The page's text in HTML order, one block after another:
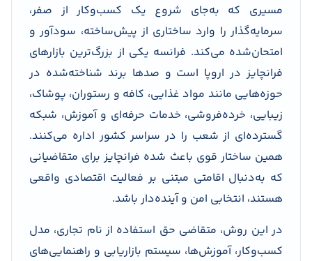
مسیری که به‌جای شروع یک کسب‌وکار از صفر،
سرمایه‌گذار را وارد ساختاری از پیش‌ساخته، سودآور و
امتحان‌شده می‌کند. فرانسه یکی از بزرگ‌ترین بازارهای
فرانچایز در اروپا است و صدها برند شناخته‌شده در
حوزه‌هایی مانند مواد غذایی، کافه و رستوران، پوشاک،
زیبایی، خرده‌فروشی، خدمات حرفه‌ای و آموزش، شبکه
گسترده‌ای از شعب را در سراسر کشور اداره می‌کنند.
همین ساختار قوی باعث شده فرانچایز برای متقاضیانی
که به‌دنبال اقامتی مبتنی بر فعالیت اقتصادی واقعی
هستند، انتخابی امن و آینده‌دار باشد.
در این روش، متقاضی حق استفاده از نام تجاری، مدل
کسب‌وکار، آموزش‌ها، سیستم بازاریابی و راهنمایی‌های